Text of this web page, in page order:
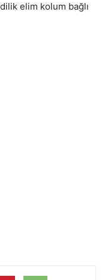
elim kolum bağlı